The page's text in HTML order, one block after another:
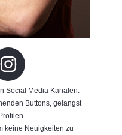
Social Media Kanälen.
Buttons, gelangst
keine Neuigkeiten zu